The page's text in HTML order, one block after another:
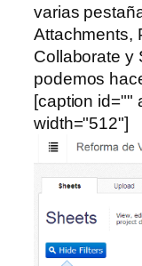
varias
Attachments,
Collaborate y
podemos
[caption id=""
width="512"]